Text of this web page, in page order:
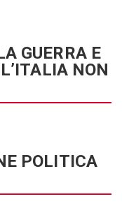
GUERRA E
NON
POLITICA